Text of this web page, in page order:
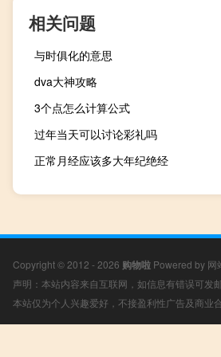
相关问题
与时俱化的意思
dva大神攻略
3个点怎么计算公式
过年当天可以讨论彩礼吗
正常月经应该多大年纪绝经
Copyright © 2012 - 2026 购物啦 Powered by 网
声明：本站内容来自互联网，如信息有错误可
本站仅为个人兴趣爱好，不接盈利性广告及商业